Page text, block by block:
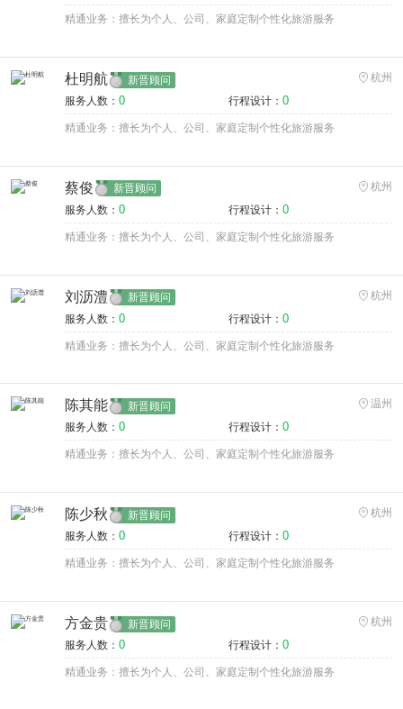
精通业务：擅长为个人、公司、家庭定制个性化旅游服务
杜明航 新晋顾问
杭州
服务人数： 0 行程设计： 0
精通业务：擅长为个人、公司、家庭定制个性化旅游服务
蔡俊 新晋顾问
杭州
服务人数： 0 行程设计： 0
精通业务：擅长为个人、公司、家庭定制个性化旅游服务
刘沥澧 新晋顾问
杭州
服务人数： 0 行程设计： 0
精通业务：擅长为个人、公司、家庭定制个性化旅游服务
陈其能 新晋顾问
温州
服务人数： 0 行程设计： 0
精通业务：擅长为个人、公司、家庭定制个性化旅游服务
陈少秋 新晋顾问
杭州
服务人数： 0 行程设计： 0
精通业务：擅长为个人、公司、家庭定制个性化旅游服务
方金贵 新晋顾问
杭州
服务人数： 0 行程设计： 0
精通业务：擅长为个人、公司、家庭定制个性化旅游服务